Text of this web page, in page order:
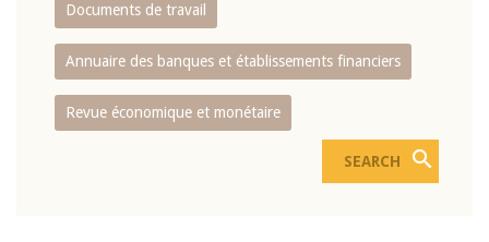
Documents de travail
Annuaire des banques et établissements financiers
Revue économique et monétaire